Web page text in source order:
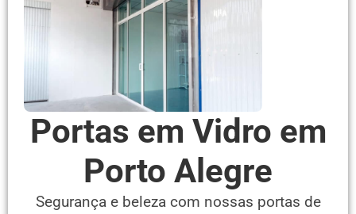
Portas em Vidro em
Porto Alegre
Segurança e beleza com nossas portas de